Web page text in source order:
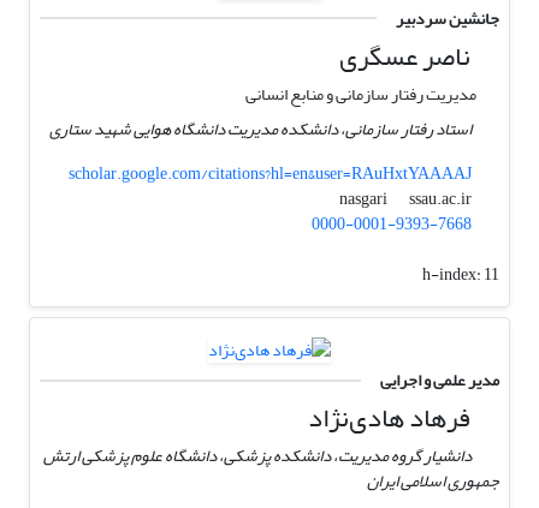
جانشین سردبیر
ناصر عسگری
مدیریت رفتار سازمانی و منابع انسانی
استاد رفتار سازمانی، دانشکده مدیریت دانشگاه هوایی شهید ستاری
scholar.google.com/citations?hl=en&user=RAuHxtYAAAAJ
nasgari
ssau.ac.ir
0000-0001-9393-7668
h-index:11
مدیر علمی و اجرایی
فرهاد هادی‌نژاد
دانشیار گروه مدیریت، دانشکده پزشکی، دانشگاه علوم پزشکی ارتش
جمهوری اسلامی ایران